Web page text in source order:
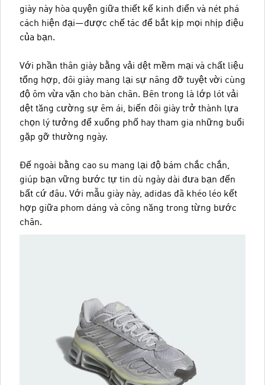
giày này hòa quyện giữa thiết kế kinh điển và nét phá
cách hiện đại—được chế tác để bắt kịp mọi nhịp điệu
của bạn.
Với phần thân giày bằng vải dệt mềm mại và chất liệu
tổng hợp, đôi giày mang lại sự nâng đỡ tuyệt vời cùng
độ ôm vừa vặn cho bàn chân. Bên trong là lớp lót vải
dệt tăng cường sự êm ái, biến đôi giày trở thành lựa
chọn lý tưởng để xuống phố hay tham gia những buổi
gặp gỡ thường ngày.
Đế ngoài bằng cao su mang lại độ bám chắc chắn,
giúp bạn vững bước tự tin dù ngày dài đưa bạn đến
bất cứ đâu. Với mẫu giày này, adidas đã khéo léo kết
hợp giữa phom dáng và công năng trong từng bước
chân.